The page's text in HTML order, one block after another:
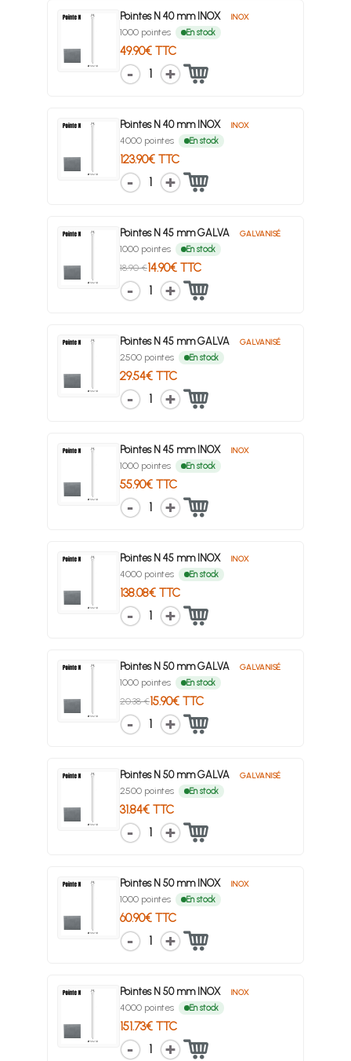
Pointes N 40 mm INOX INOX
1000 pointes En stock
49.90€ TTC
1
Pointes N 40 mm INOX INOX
4000 pointes En stock
123.90€ TTC
1
Pointes N 45 mm GALVA GALVANISÉ
1000 pointes En stock
18.90 €14.90€ TTC
1
Pointes N 45 mm GALVA GALVANISÉ
2500 pointes En stock
29.54€ TTC
1
Pointes N 45 mm INOX INOX
1000 pointes En stock
55.90€ TTC
1
Pointes N 45 mm INOX INOX
4000 pointes En stock
138.08€ TTC
1
Pointes N 50 mm GALVA GALVANISÉ
1000 pointes En stock
20.38 €15.90€ TTC
1
Pointes N 50 mm GALVA GALVANISÉ
2500 pointes En stock
31.84€ TTC
1
Pointes N 50 mm INOX INOX
1000 pointes En stock
60.90€ TTC
1
Pointes N 50 mm INOX INOX
4000 pointes En stock
151.73€ TTC
1